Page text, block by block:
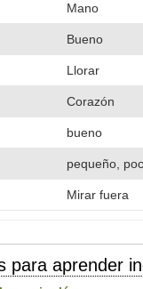
Mano
Bueno
Llorar
Corazón
bueno
pequeño,
Mirar fuera
para aprender